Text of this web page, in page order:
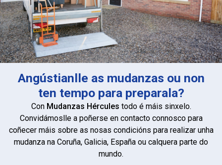
Angústianlle as mudanzas ou non
ten tempo para preparala?
Con Mudanzas Hércules todo é máis sinxelo.
Convidámoslle a poñerse en contacto connosco para
coñecer máis sobre as nosas condicións para realizar unha
mudanza na Coruña, Galicia, España ou calquera parte do
mundo.